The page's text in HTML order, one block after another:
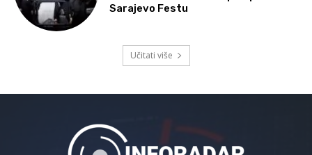
Sarajevo Festu
Učitati više